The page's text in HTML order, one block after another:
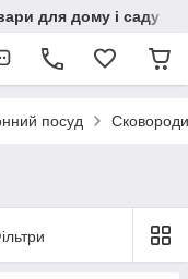
для дому і саду
посуд